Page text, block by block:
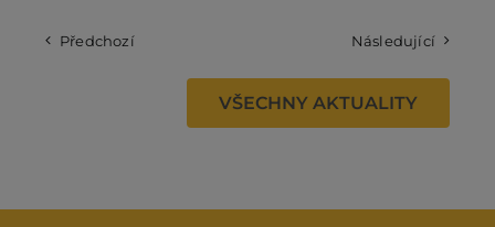
Předchozí Následující
VŠECHNY AKTUALITY